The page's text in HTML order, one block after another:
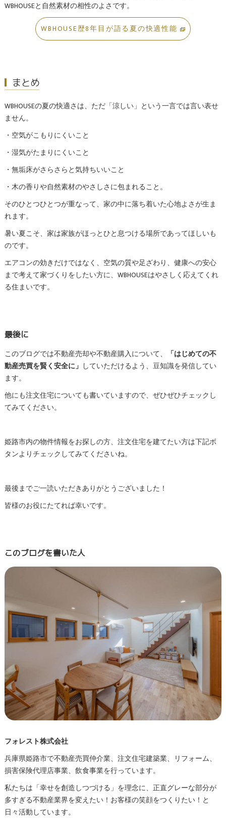
WBHOUSEと自然素材の相性のよさです。
WBHOUSE歴8年目が語る夏の快適性能
まとめ
WBHOUSEの夏の快適さは、ただ「涼しい」という一言では言い表せ
ません。
・空気がこもりにくいこと
・湿気がたまりにくいこと
・無垢床がさらさらと気持ちいいこと
・木の香りや自然素材のやさしさに包まれること。
そのひとつひとつが重なって、家の中に落ち着いた心地よさが生ま
れます。
暑い夏こそ、家は家族がほっとひと息つける場所であってほしいも
のです。
エアコンの効きだけではなく、空気の質や足ざわり、健康への安心
まで考えて家づくりをしたい方に、WBHOUSEはやさしく応えてくれ
る住まいです。
最後に
このブログでは不動産売却や不動産購入について、
「はじめての不
動産売買を賢く安全に」 していただけるよう、豆知識を発信してい
ます。
他にも注文住宅についても書いていますので、ぜひぜひチェックし
てみてください。
姫路市内の物件情報をお探しの方、注文住宅を建てたい方は下記ボ
タンよりチェックしてみてくださいね。
最後までご一読いただきありがとうございました！
皆様のお役にたてれば幸いです。
このブログを書いた人
フォレスト株式会社
兵庫県姫路市で不動産売買仲介業、注文住宅建築業、リフォーム、
損害保険代理店事業、飲食事業を行っています。
私たちは「幸せを創造しつづける」を理念に、正直グレーな部分が
多すぎる不動産業界を変えたい！お客様の笑顔をつくりたい！と
日々活動しています。